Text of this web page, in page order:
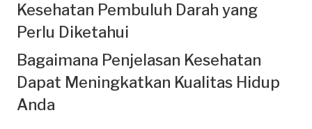
Kesehatan Pembuluh Darah yang
Perlu Diketahui
Bagaimana Penjelasan Kesehatan
Dapat Meningkatkan Kualitas Hidup
Anda